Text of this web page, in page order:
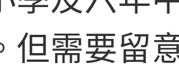
但需要留